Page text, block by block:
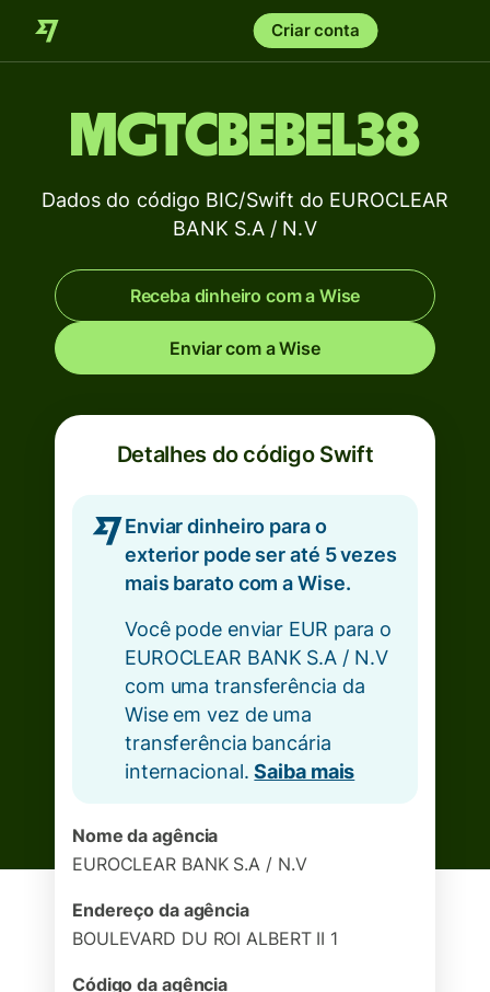
Criar conta
MGTCBEBEL38
Dados do código BIC/Swift do EUROCLEAR
BANK S.A / N.V
Receba dinheiro com a Wise
Enviar com a Wise
Detalhes do código Swift
Enviar dinheiro para o
exterior pode ser até 5 vezes
mais barato com a Wise.
Você pode enviar EUR para o
EUROCLEAR BANK S.A / N.V
com uma transferência da
Wise em vez de uma
transferência bancária
internacional.Saiba mais
Nome da agência
EUROCLEAR BANK S.A / N.V
Endereço da agência
BOULEVARD DU ROI ALBERT II 1
Código da agência